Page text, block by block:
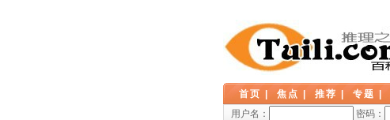
首页 焦点 推荐 专题
用户名：
密码：